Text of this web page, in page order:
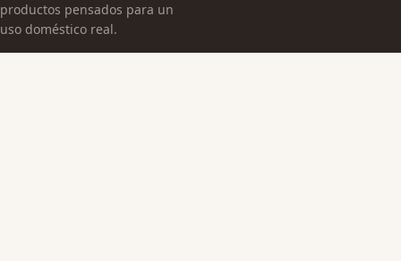
productos pensados para un
uso doméstico real.